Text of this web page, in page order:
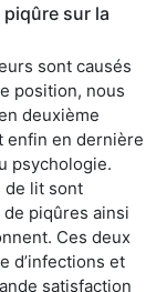
sur la
sont causés
position, nous
deuxième
enfin en dernière
psychologie.
de lit sont
piqûres ainsi
Ces deux
d’infections et
satisfaction